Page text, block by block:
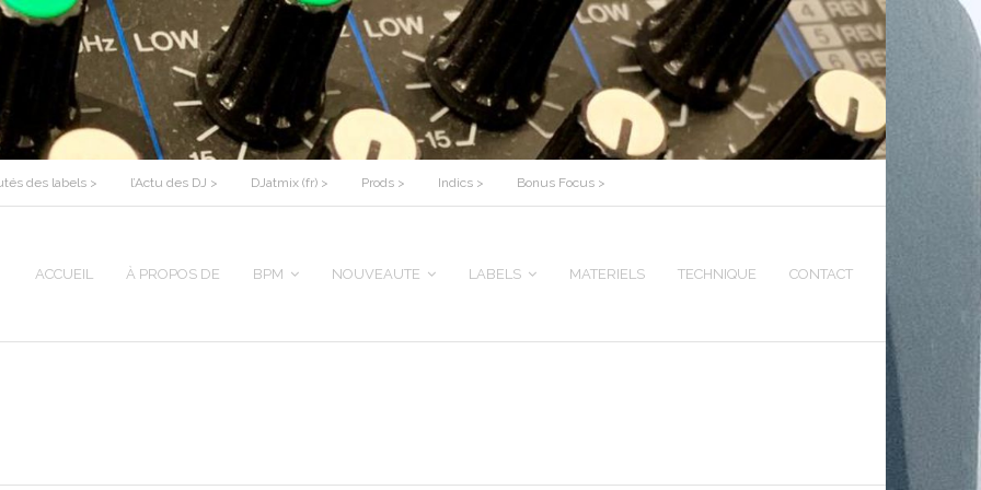
des labels > l’Actu des DJ > DJatmix (fr) > Prods > Indics > Bonus Focus >
ACCUEIL À PROPOS DE BPM NOUVEAUTE LABELS MATERIELS TECHNIQUE CONTACT